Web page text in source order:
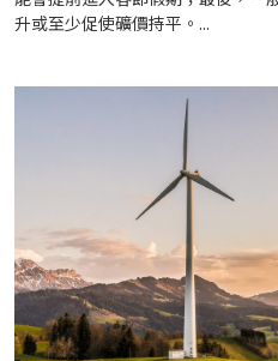
升或至少促使礦價持平。...